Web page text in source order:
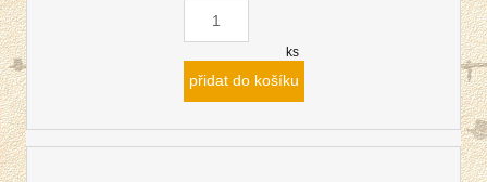
ks
přidat do košíku